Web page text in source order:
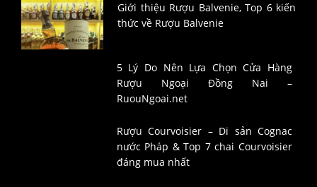
Giới thiệu Rượu Balvenie, Top 6 kiến
thức về Rượu Balvenie
5 Lý Do Nên Lựa Chọn Cửa Hàng
Rượu Ngoại Đồng Nai –
RuouNgoai.net
Rượu Courvoisier – Di sản Cognac
nước Pháp & Top 7 chai Courvoisier
đáng mua nhất